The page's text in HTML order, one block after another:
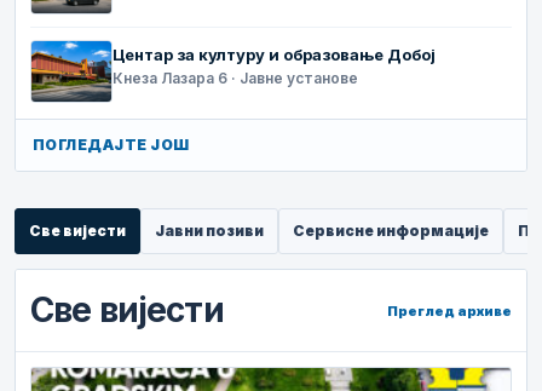
Центар за културу и образовање Добој
Кнеза Лазара 6 · Јавне установе
ПОГЛЕДАЈТЕ ЈОШ
Све вијести Јавни позиви Сервисне информације
Све вијести Преглед архиве